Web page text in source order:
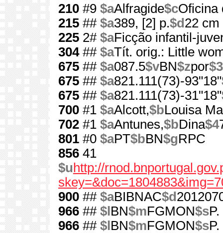
210 #9 $aAlfragide$cOficina
215 ## $a389, [2] p.$d 22 cm
225 2# $aFicção infantil-
304## $aTít. orig.: Little
675 ## $a087.5$vBN$zpor$3
675 ## $a821.111(73)-93"18"
675 ## $a821.111(73)-31"18"
700 #1 $aAlcott,$bLouisa
702 #1 $aAntunes,$bDina$4
801 #0 $aPT$bBN$gRPC
856 41
$u http://
900 ## $aBIBNAC$d
966 ## $l BN$mFGMON$s
966 ## $l BN$mFGMON$s